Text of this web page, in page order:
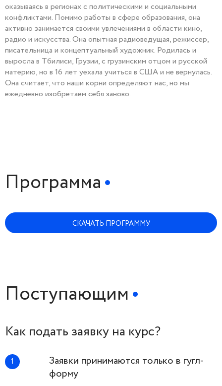
оказываясь в регионах с политическими и социальными
конфликтами. Помимо работы в сфере образования, она
активно занимается своими увлечениями в области кино,
радио и искусства. Она опытная радиоведущая, режиссер,
писательница и концептуальный художник. Родилась и
выросла в Тбилиси, Грузии, с грузинским отцом и русской
материю, но в 16 лет уехала учиться в США и не вернулась.
Она считает, что наши корни определяют нас, но мы
ежедневно изобретаем себя заново.
Программа
СКАЧАТЬ ПРОГРАММУ
Поступающим
Как подать заявку на курс?
Заявки принимаются только в гугл-
форму